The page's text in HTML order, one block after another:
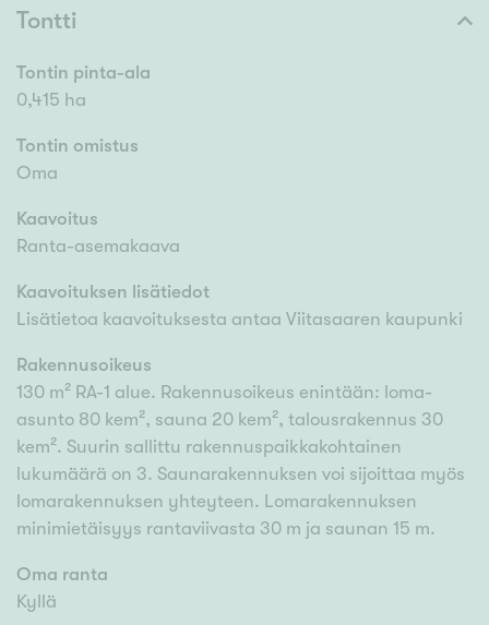
Tontti
Tontin pinta-ala
0,415 ha
Tontin omistus
Oma
Kaavoitus
Ranta-asemakaava
Kaavoituksen lisätiedot
Lisätietoa kaavoituksesta antaa Viitasaaren kaupunki
Rakennusoikeus
130 m² RA-1 alue. Rakennusoikeus enintään: loma-
asunto 80 kem², sauna 20 kem², talousrakennus 30
kem². Suurin sallittu rakennuspaikkakohtainen
lukumäärä on 3. Saunarakennuksen voi sijoittaa myös
lomarakennuksen yhteyteen. Lomarakennuksen
minimietäisyys rantaviivasta 30 m ja saunan 15 m.
Oma ranta
Kyllä